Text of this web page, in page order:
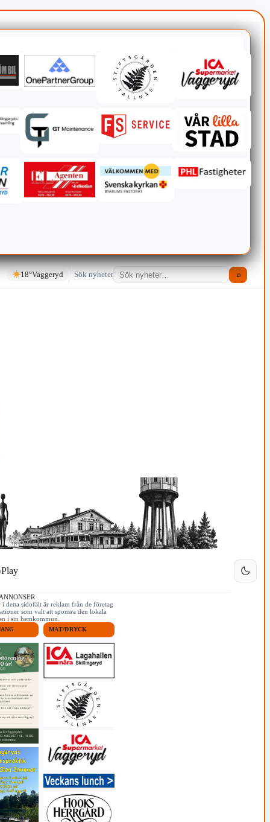
18°Vaggeryd Sök nyheter ⌕
Play
i detta sidofält är reklam från de företag
som valt att sponsra den lokala
i sin hemkommun.
MAT/DRYCK